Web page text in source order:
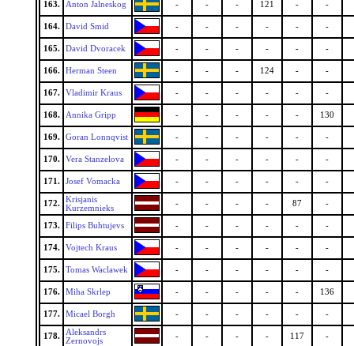
163. Anton Jalneskog - - - 121 - -
164. David Smid - - - - - -
165. David Dvoracek - - - - - -
166. Herman Steen - - - 124 - -
167. Vladimir Kraus - - - - - -
168. Annika Gripp - - - - - 130
169. Goran Lonnqvist - - - - - -
170. Vera Stanzelova - - - - - -
171. Josef Vomacka - - - - - -
172.
Krisjanis
Kurzemnieks
- - - - 87 -
173. Filips Buhtujevs - - - - - -
174. Vojtech Kraus - - - - - -
175. Tomas Waclawek - - - - - -
176. Miha Skrlep - - - - - 136
177. Micael Borgh - - - - - -
178.
Aleksandrs
Zernovojs
- - - - 117 -